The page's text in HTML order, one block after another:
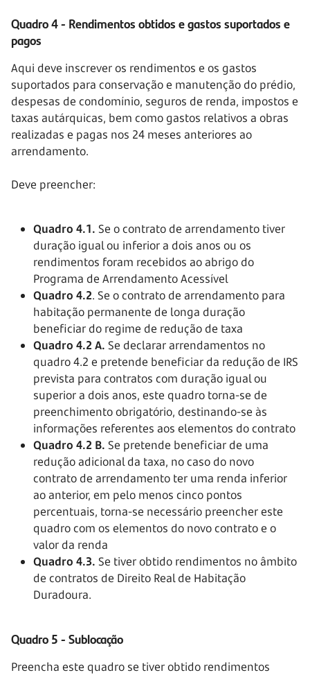
Quadro 4 - Rendimentos obtidos e gastos suportados e
pagos
Aqui deve inscrever os rendimentos e os gastos
suportados para conservação e manutenção do prédio,
despesas de condomínio, seguros de renda, impostos e
taxas autárquicas, bem como gastos relativos a obras
realizadas e pagas nos 24 meses anteriores ao
arrendamento.
Deve preencher:
Quadro 4.1. Se o contrato de arrendamento tiver
duração igual ou inferior a dois anos ou os
rendimentos foram recebidos ao abrigo do
Programa de Arrendamento Acessível
Quadro 4.2. Se o contrato de arrendamento para
habitação permanente de longa duração
beneficiar do regime de redução de taxa
Quadro 4.2 A. Se declarar arrendamentos no
quadro 4.2 e pretende beneficiar da redução de IRS
prevista para contratos com duração igual ou
superior a dois anos, este quadro torna-se de
preenchimento obrigatório, destinando-se às
informações referentes aos elementos do contrato
Quadro 4.2 B. Se pretende beneficiar de uma
redução adicional da taxa, no caso do novo
contrato de arrendamento ter uma renda inferior
ao anterior, em pelo menos cinco pontos
percentuais, torna-se necessário preencher este
quadro com os elementos do novo contrato e o
valor da renda
Quadro 4.3. Se tiver obtido rendimentos no âmbito
de contratos de Direito Real de Habitação
Duradoura.
Quadro 5 - Sublocação
Preencha este quadro se tiver obtido rendimentos